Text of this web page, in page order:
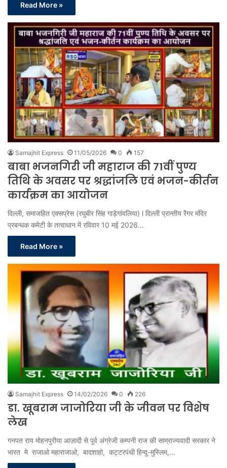
Read More »
Samajhit Express 11/05/2026 0 157
बाबा भजनगिरी जी महाराज की 71वीं पुण्य
तिथि के अवसर पर श्रद्धांजलि एवं भजन-कीर्तन
कार्यक्रम का आयोजन
दिल्ली, समाजहित एक्सप्रेस (रघुबीर सिंह गाड़ेगांवलिया) l दिल्ली प्रान्तीय रैगर मंदिर
प्रबन्धक कमेटी के तत्वाधान में रविवार 10 मई 2026…
Read More »
Samajhit Express 14/02/2026 0 226
डा. खूबराम जाजोरिया जी के जीवन पर विशेष
लेख
गनपत राय मोहनपुरीया आज़ादी से पूर्व अंग्रेजी कम्पनी राज की साम्राज्यवादी सरकार ने
भारत मे राजाओ महाराजाओ, बादशाहो, कट्टरपंथी हिन्दू-मुस्लिम,…